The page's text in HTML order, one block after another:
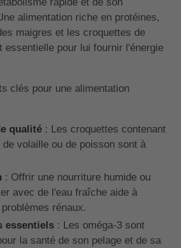
alimentation riche en protéines,
maigres et les croquettes de
essentielle pour lui fournir l'énergie
clés pour une alimentation
qualité: Les croquettes contenant
de volaille ou de poisson sont à
: Offrir une nourriture humide ou
avec de l'eau fraîche aide à
rénaux.
essentiels: Les oméga-3 sont
la santé de son pelage et de sa